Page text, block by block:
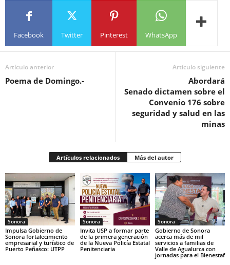
Facebook Twitter Pinterest WhatsApp
Artículo anterior
Poema de Domingo.-
Artículo siguiente
Abordará
Senado dictamen sobre el
Convenio 176 sobre
seguridad y salud en las
minas
Artículos relacionados Más del autor
Sonora
Impulsa Gobierno de
Sonora fortalecimiento
empresarial y turístico de
Puerto Peñasco: UTPP
Sonora
Invita USP a formar parte
de la primera generación
de la Nueva Policía Estatal
Penitenciaria
Sonora
Gobierno de Sonora
acerca más de mil
servicios a familias de
Valle de Agualurca con
jornadas para el Bienestaf